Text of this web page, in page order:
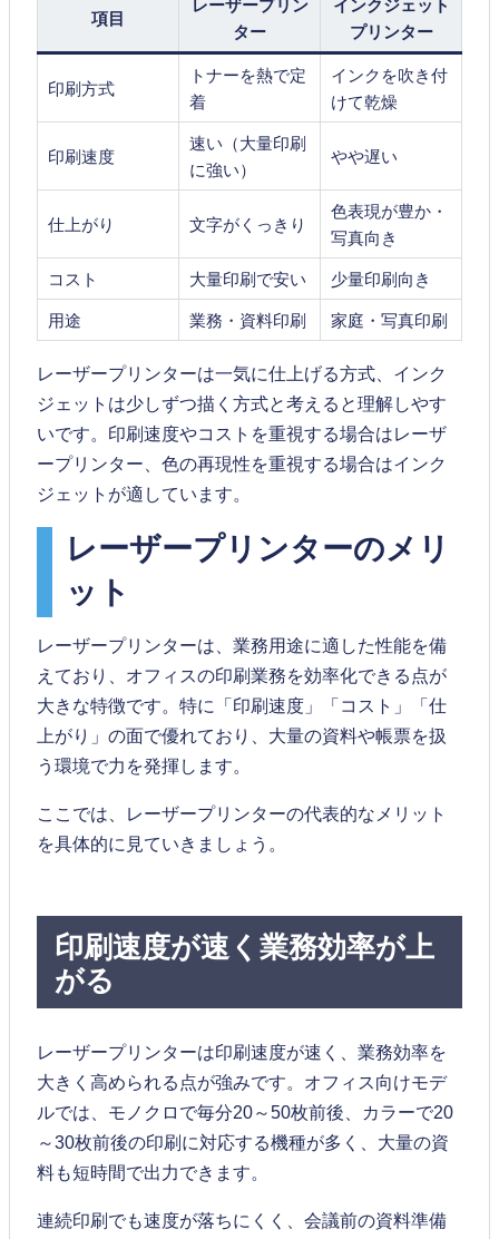
項目
レーザープリン
ター
インクジェット
プリンター
印刷方式
トナーを熱で定
着
インクを吹き付
けて乾燥
印刷速度
速い（大量印刷
に強い）
やや遅い
仕上がり 文字がくっきり
色表現が豊か・
写真向き
コスト 大量印刷で安い 少量印刷向き
用途 業務・資料印刷 家庭・写真印刷
レーザープリンターは一気に仕上げる方式、インク
ジェットは少しずつ描く方式と考えると理解しやす
いです。印刷速度やコストを重視する場合はレーザ
ープリンター、色の再現性を重視する場合はインク
ジェットが適しています。
レーザープリンターのメリ
ット
レーザープリンターは、業務用途に適した性能を備
えており、オフィスの印刷業務を効率化できる点が
大きな特徴です。特に「印刷速度」「コスト」「仕
上がり」の面で優れており、大量の資料や帳票を扱
う環境で力を発揮します。
ここでは、レーザープリンターの代表的なメリット
を具体的に見ていきましょう。
印刷速度が速く業務効率が上
がる
レーザープリンターは印刷速度が速く、業務効率を
大きく高められる点が強みです。オフィス向けモデ
ルでは、モノクロで毎分20～50枚前後、カラーで20
～30枚前後の印刷に対応する機種が多く、大量の資
料も短時間で出力できます。
連続印刷でも速度が落ちにくく、会議前の資料準備